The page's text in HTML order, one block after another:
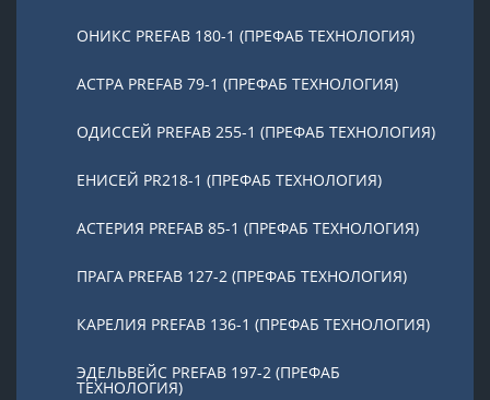
ОНИКС PREFAB 180-1 (ПРЕФАБ ТЕХНОЛОГИЯ)
АСТРА PREFAB 79-1 (ПРЕФАБ ТЕХНОЛОГИЯ)
ОДИССЕЙ PREFAB 255-1 (ПРЕФАБ ТЕХНОЛОГИЯ)
ЕНИСЕЙ PR218-1 (ПРЕФАБ ТЕХНОЛОГИЯ)
АСТЕРИЯ PREFAB 85-1 (ПРЕФАБ ТЕХНОЛОГИЯ)
ПРАГА PREFAB 127-2 (ПРЕФАБ ТЕХНОЛОГИЯ)
КАРЕЛИЯ PREFAB 136-1 (ПРЕФАБ ТЕХНОЛОГИЯ)
ЭДЕЛЬВЕЙС PREFAB 197-2 (ПРЕФАБ
ТЕХНОЛОГИЯ)